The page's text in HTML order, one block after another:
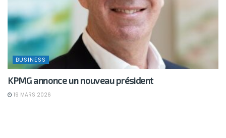
BUSINESS
KPMG annonce un nouveau président
19 MARS 2026